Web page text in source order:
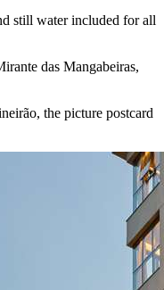
still water included for all
das Mangabeiras,
the picture postcard